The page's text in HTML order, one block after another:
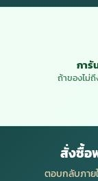
การั
ถ้าของไม่
สั่งซื้อ
ตอบกลับภาย